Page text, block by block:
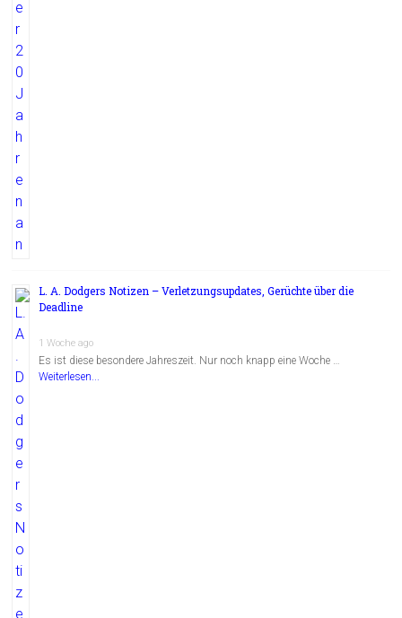
L. A. Dodgers Notizen – Verletzungsupdates, Gerüchte über die
Deadline
1 Woche ago
Es ist diese besondere Jahreszeit. Nur noch knapp eine Woche …
Weiterlesen...